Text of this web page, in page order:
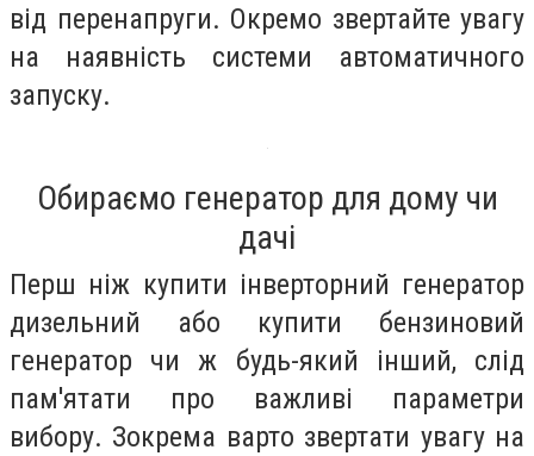
від перенапруги. Окремо звертайте увагу
на наявність системи автоматичного
запуску.
Обираємо генератор для дому чи
дачі
Перш ніж купити інверторний генератор
дизельний або купити бензиновий
генератор чи ж будь-який інший, слід
пам'ятати про важливі параметри
вибору. Зокрема варто звертати увагу на